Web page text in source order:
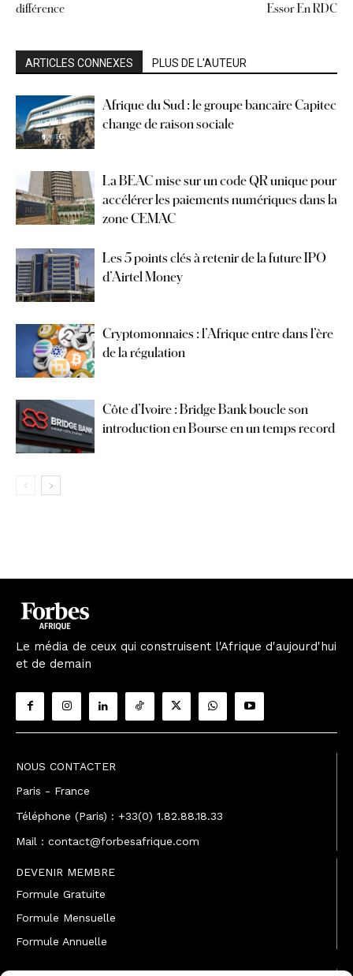
différence
Essor En RDC
ARTICLES CONNEXES PLUS DE L'AUTEUR
Afrique du Sud : le groupe bancaire Capitec
change de raison sociale
La BEAC mise sur un code QR unique pour
accélérer les paiements numériques dans la
zone CEMAC
Les 5 points clés à retenir de la future IPO
d’Airtel Money
Cryptomonnaies : l’Afrique entre dans l’ère
de la régulation
Côte d’Ivoire : Bridge Bank boucle son
introduction en Bourse en un temps record
Le média de ceux qui construisent l'Afrique d'aujourd'hui
et de demain
NOUS CONTACTER
Paris - France
Téléphone (Paris) : +33(0) 1.82.88.18.33
Mail : contact@forbesafrique.com
DEVENIR MEMBRE
Formule Gratuite
Formule Mensuelle
Formule Annuelle